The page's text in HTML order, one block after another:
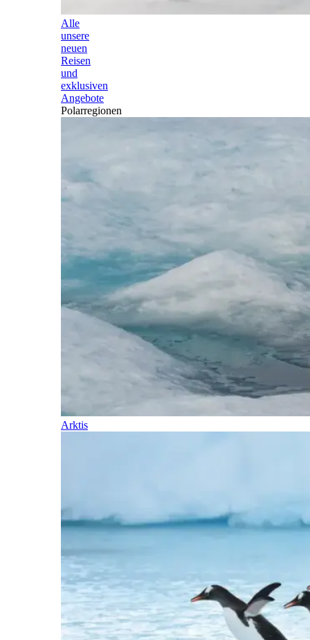
Alle
unsere
neuen
Reisen
und
exklusiven
Angebote
Polarregionen
Arktis